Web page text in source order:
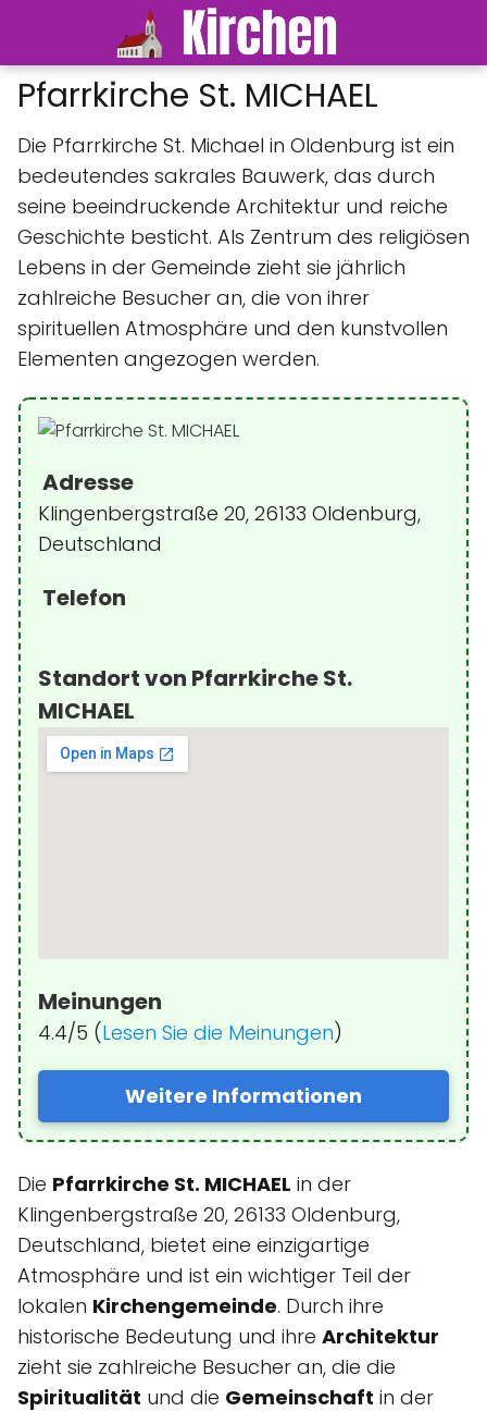
Pfarrkirche St. MICHAEL
Die Pfarrkirche St. Michael in Oldenburg ist ein
bedeutendes sakrales Bauwerk, das durch
seine beeindruckende Architektur und reiche
Geschichte besticht. Als Zentrum des religiösen
Lebens in der Gemeinde zieht sie jährlich
zahlreiche Besucher an, die von ihrer
spirituellen Atmosphäre und den kunstvollen
Elementen angezogen werden.
Adresse
Klingenbergstraße 20, 26133 Oldenburg,
Deutschland
Telefon
Standort von Pfarrkirche St.
MICHAEL
Meinungen
4.4/5 (Lesen Sie die Meinungen)
Weitere Informationen
Die Pfarrkirche St. MICHAEL in der
Klingenbergstraße 20, 26133 Oldenburg,
Deutschland, bietet eine einzigartige
Atmosphäre und ist ein wichtiger Teil der
lokalen Kirchengemeinde. Durch ihre
historische Bedeutung und ihre Architektur
zieht sie zahlreiche Besucher an, die die
Spiritualität und die Gemeinschaft in der